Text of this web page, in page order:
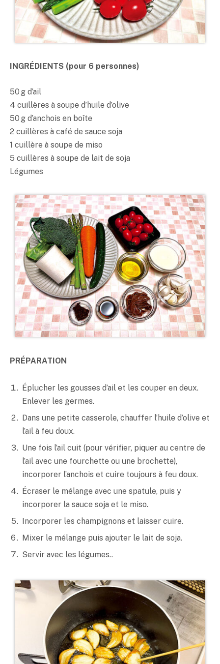
INGRÉDIENTS (pour 6 personnes)
50 g d’ail
4 cuillères à soupe d’huile d’olive
50 g d’anchois en boîte
2 cuillères à café de sauce soja
1 cuillère à soupe de miso
5 cuillères à soupe de lait de soja
Légumes
PRÉPARATION
Éplucher les gousses d’ail et les couper en deux.
Enlever les germes.
Dans une petite casserole, chauffer l’huile d’olive et
l’ail à feu doux.
Une fois l’ail cuit (pour vérifier, piquer au centre de
l’ail avec une fourchette ou une brochette),
incorporer l’anchois et cuire toujours à feu doux.
Écraser le mélange avec une spatule, puis y
incorporer la sauce soja et le miso.
Incorporer les champignons et laisser cuire.
Mixer le mélange puis ajouter le lait de soja.
Servir avec les légumes..